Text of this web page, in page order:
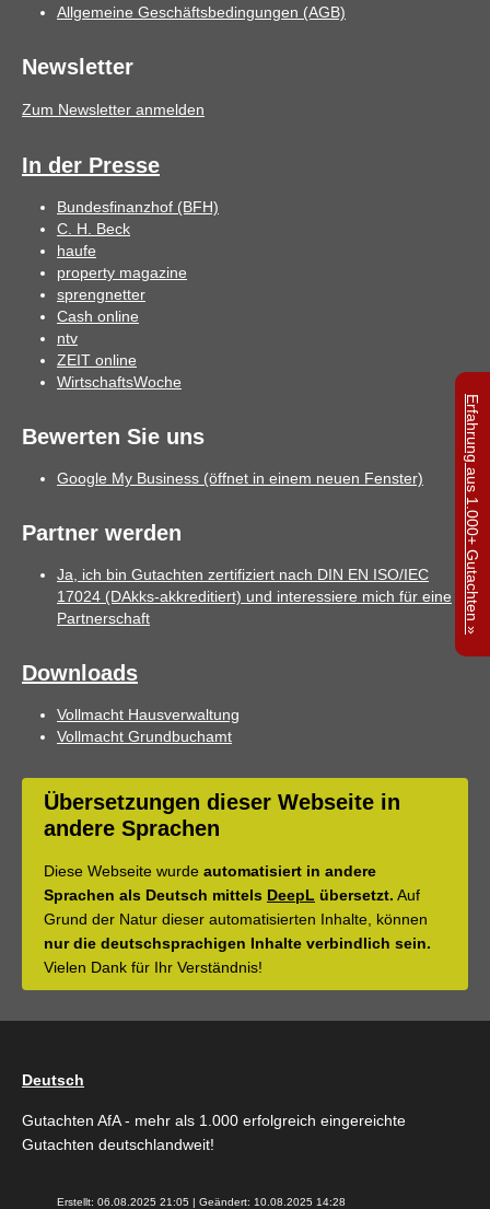
Allgemeine Geschäftsbedingungen (AGB)
Newsletter
Zum Newsletter anmelden
In der Presse
Bundesfinanzhof (BFH)
C. H. Beck
haufe
property magazine
sprengnetter
Cash online
ntv
ZEIT online
WirtschaftsWoche
Bewerten Sie uns
Google My Business (öffnet in einem neuen Fenster)
Partner werden
Ja, ich bin Gutachten zertifiziert nach DIN EN ISO/IEC
17024 (DAkks-akkreditiert) und interessiere mich für eine
Partnerschaft
Downloads
Vollmacht Hausverwaltung
Vollmacht Grundbuchamt
Übersetzungen dieser Webseite in
andere Sprachen
Diese Webseite wurde automatisiert in andere
Sprachen als Deutsch mittels DeepL übersetzt. Auf
Grund der Natur dieser automatisierten Inhalte, können
nur die deutschsprachigen Inhalte verbindlich sein.
Vielen Dank für Ihr Verständnis!
Erfahrung aus 1.000+ Gutachten »
Deutsch
Gutachten AfA - mehr als 1.000 erfolgreich eingereichte
Gutachten deutschlandweit!
Erstellt: 06.08.2025 21:05 | Geändert: 10.08.2025 14:28